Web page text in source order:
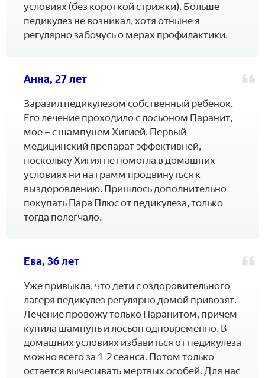
условиях (без короткой стрижки). Больше
педикулез не возникал, хотя отныне я
регулярно забочусь о мерах профилактики.
Анна, 27 лет
Заразил педикулезом собственный ребенок.
Его лечение проходило с лосьоном Паранит,
мое – с шампунем Хигией. Первый
медицинский препарат эффективней,
поскольку Хигия не помогла в домашних
условиях ни на грамм продвинуться к
выздоровлению. Пришлось дополнительно
покупать Пара Плюс от педикулеза, только
тогда полегчало.
Ева, 36 лет
Уже привыкла, что дети с оздоровительного
лагеря педикулез регулярно домой привозят.
Лечение провожу только Паранитом, причем
купила шампунь и лосьон одновременно. В
домашних условиях избавиться от педикулеза
можно всего за 1-2 сеанса. Потом только
остается вычесывать мертвых особей. Для нас